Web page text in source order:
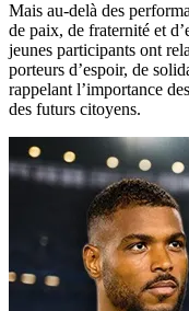
Mais au-delà des
de paix, de fraternité et
jeunes participants ont
porteurs d’espoir, de
rappelant l’importance
des futurs citoyens.